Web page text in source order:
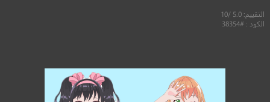
التقييم: 5.0 /10
الكود : #38354